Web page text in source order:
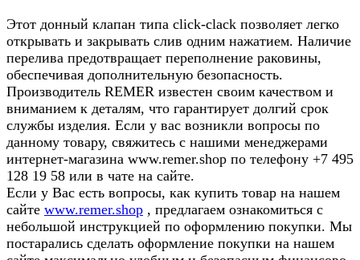
Этот донный клапан типа click-clack позволяет легко
открывать и закрывать слив одним нажатием. Наличие
перелива предотвращает переполнение раковины,
обеспечивая дополнительную безопасность.
Производитель REMER известен своим качеством и
вниманием к деталям, что гарантирует долгий срок
службы изделия. Если у вас возникли вопросы по
данному товару, свяжитесь с нашими менеджерами
интернет-магазина www.remer.shop по телефону +7 495
128 19 58 или в чате на сайте.
Если у Вас есть вопросы, как купить товар на нашем
сайте www.remer.shop , предлагаем ознакомиться с
небольшой инструкцией по оформлению покупки. Мы
постарались сделать оформление покупки на нашем